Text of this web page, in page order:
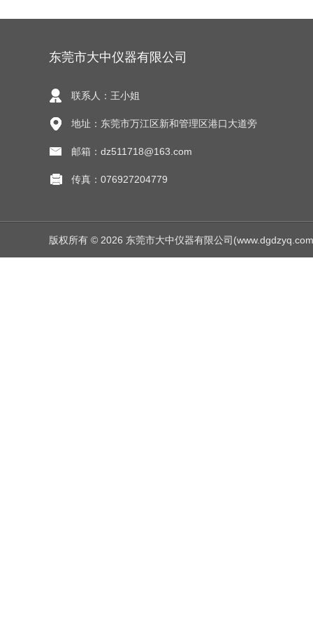
东莞市大中仪器有限公司
联系人：王小姐
地址：东莞市万江区新和管理区港口大道旁
邮箱：dz511718@163.com
传真：076927204779
版权所有 © 2026 东莞市大中仪器有限公司